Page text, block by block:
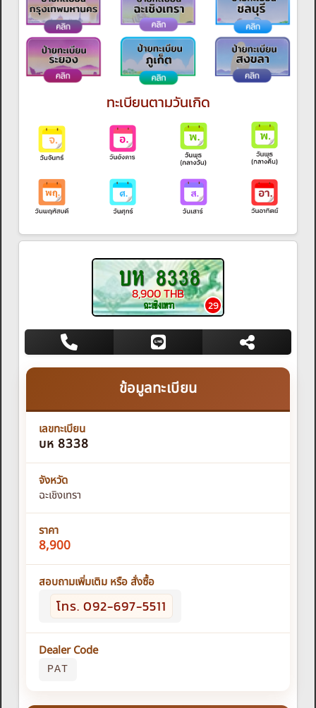
ทะเบียนตามวันเกิด
บห 8338
29
8,900 THB
ฉะเชิงเทรา
ข้อมูลทะเบียน
เลขทะเบียน
บห 8338
จังหวัด
ฉะเชิงเทรา
ราคา
8,900
สอบถามเพิ่มเติม หรือ สั่งซื้อ
โทร. 092-697-5511
Dealer Code
PAT